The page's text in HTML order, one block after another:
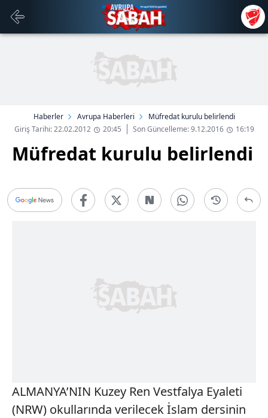
Haberler Avrupa Haberleri
Müfredat kurulu belirlendi
Giriş Tarihi: 22.02.2012
20:45 Son Güncelleme: 9.12.2016 16:19
Müfredat kurulu belirlendi
ALMANYA’NIN Kuzey Ren Vestfalya Eyaleti
(NRW) okullarında verilecek İslam dersinin